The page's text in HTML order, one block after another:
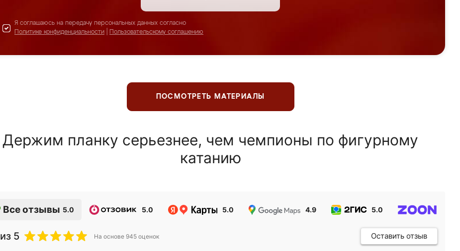
Я соглашаюсь на передачу персональных данных согласно
Политике конфиденциальности
Пользовательскому соглашению
ПОСМОТРЕТЬ МАТЕРИАЛЫ
Держим планку серьезнее, чем чемпионы по фигурному
катанию
Все отзывы 5.0 5.0 5.0 4.9 5.0
из 5 На основе 945 оценок Оставить отзыв